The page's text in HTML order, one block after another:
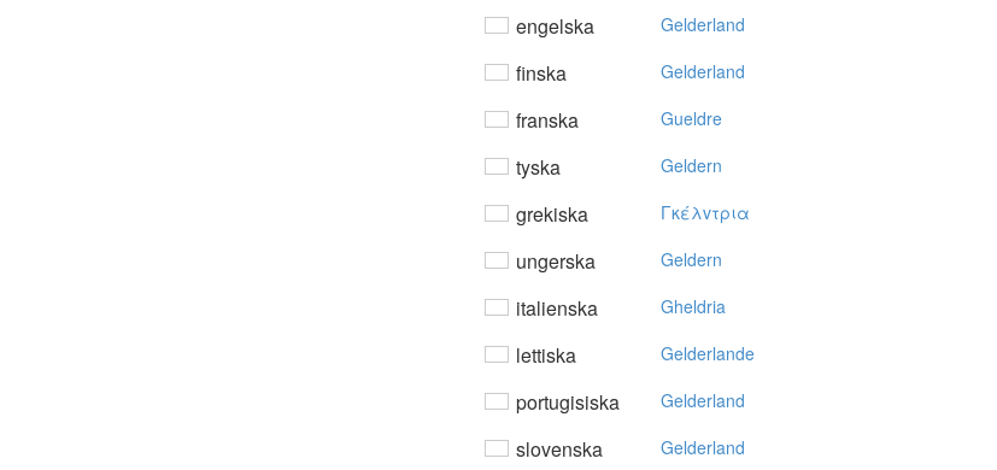
engelska Gelderland
finska Gelderland
franska Gueldre
tyska Geldern
grekiska Γκέλvτρια
ungerska Geldern
italienska Gheldria
lettiska Gelderlande
portugisiska Gelderland
slovenska Gelderland